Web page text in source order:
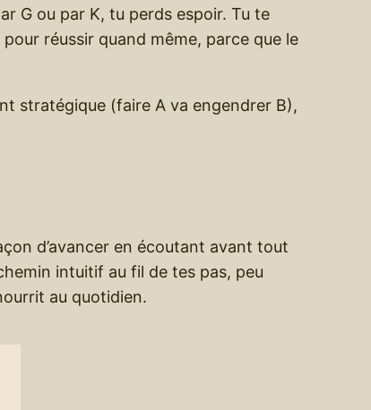
G ou par K, tu perds espoir. Tu te
réussir quand même, parce que le
stratégique (faire A va engendrer B),
d’avancer en écoutant avant tout
intuitif au fil de tes pas, peu
au quotidien.